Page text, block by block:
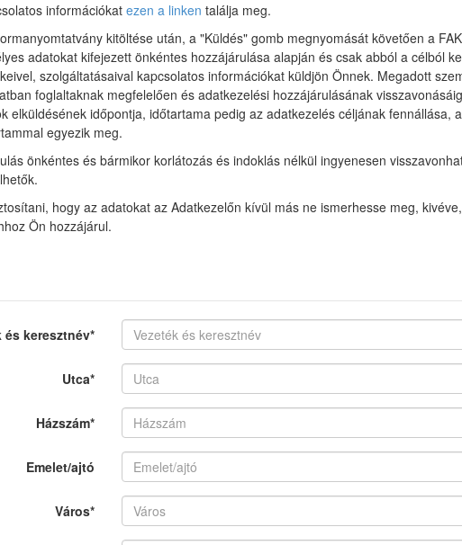
információkatezen a linken találja meg.
kitöltése után, a "Küldés" gomb megnyomását követően a
adatokat kifejezett önkéntes hozzájárulása alapján és csak abból a célból
szolgáltatásaival kapcsolatos információkat küldjön Önnek. Megadott
foglaltaknak megfelelően és adatkezelési hozzájárulásának
elküldésének időpontja, időtartama pedig az adatkezelés céljának fennállása,
egyezik meg.
önkéntes és bármikor korlátozás és indoklás nélkül ingyenesen
hogy az adatokat az Adatkezelőn kívül más ne ismerhesse meg,
Ön hozzájárul.
és keresztnév*
Utca*
Házszám*
Emelet/ajtó
Város*